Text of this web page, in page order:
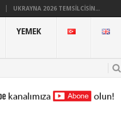
UKRAYNA 2026 TEMSILCISIN...
YEMEK